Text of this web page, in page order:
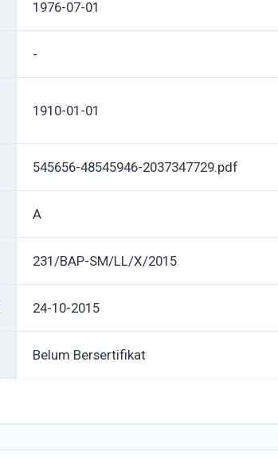
1976-07-01
-
1910-01-01
545656-48545946-2037347729.pdf
A
231/BAP-SM/LL/X/2015
24-10-2015
Belum Bersertifikat